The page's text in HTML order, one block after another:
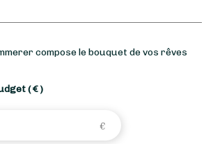
compose le bouquet de vos rêves
( € )